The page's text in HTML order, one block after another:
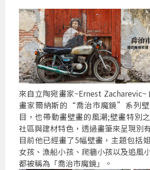
來自立陶宛畫家~Ernest Zacharevic~
畫家爾納斯的“喬治市魔鏡”系列
目，也帶動畫壁畫的風潮;壁畫特別
社區與建材特色，透過畫筆來呈現別
目前他已經畫了5幅壁畫，主題包括
女孩、漁船小孩、爬牆小孩以及追風
都被稱為「喬治市魔鏡」。